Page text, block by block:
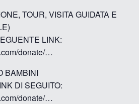
TOUR, VISITA GUIDATA E
LINK:
donate/…
BAMBINI
DI SEGUITO:
donate/…